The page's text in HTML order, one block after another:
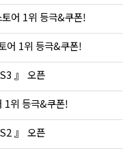
어 1위 등극&쿠폰!
어 1위 등극&쿠폰!
』 오픈
1위 등극&쿠폰!
』 오픈